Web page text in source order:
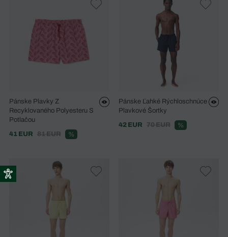
Pánske Plavky Z
Recyklovaného Polyesteru S
Potlačou
41 EUR
81 EUR %
Pánske Ľahké Rýchloschnúce
Plavkové Šortky
42 EUR
70 EUR %